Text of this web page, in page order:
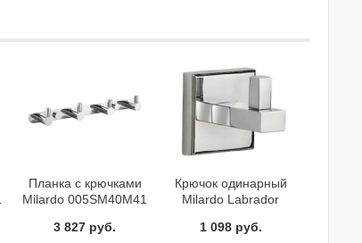
Планка с крючками
Milardo 005SM40M41
3 827 руб.
Крючок одинарный
Milardo Labrador
1 098 руб.